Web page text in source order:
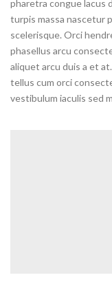
pharetra congue lacus
turpis massa nascetur
scelerisque. Orci
phasellus arcu
aliquet arcu duis a et
tellus cum orci
vestibulum iaculis sed